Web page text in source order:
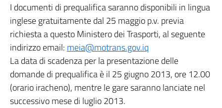
I documenti di prequalifica saranno disponibili in lingua
inglese gratuitamente dal 25 maggio p.v. previa
richiesta a questo Ministero dei Trasporti, al seguente
indirizzo email: meia@motrans.gov.iq
La data di scadenza per la presentazione delle
domande di prequalifica è il 25 giugno 2013, ore 12.00
(orario iracheno), mentre le gare saranno lanciate nel
successivo mese di luglio 2013.